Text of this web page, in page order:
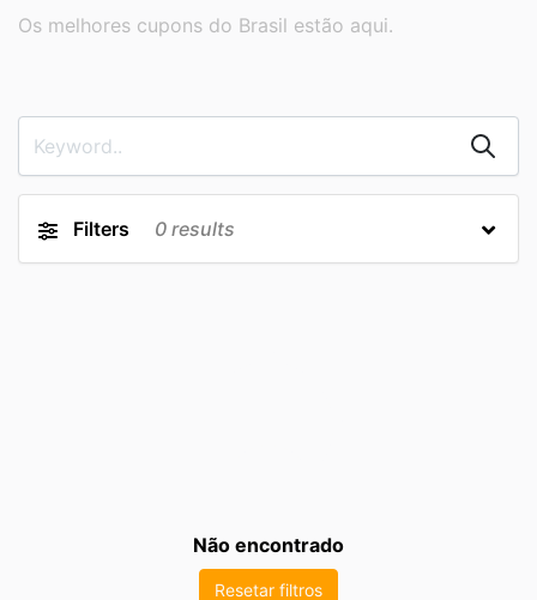
Os melhores cupons do Brasil estão aqui.
Filters 0 results
Não encontrado
Resetar filtros